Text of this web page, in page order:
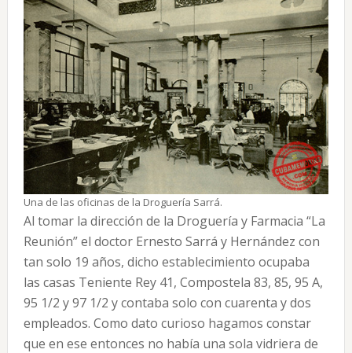
Una de las oficinas de la Droguería Sarrá.
Al tomar la dirección de la Droguería y Farmacia “La
Reunión” el doctor Ernesto Sarrá y Hernández con
tan solo 19 años, dicho establecimiento ocupaba
las casas Teniente Rey 41, Compostela 83, 85, 95 A,
95 1/2 y 97 1/2 y contaba solo con cuarenta y dos
empleados. Como dato curioso hagamos constar
que en ese entonces no había una sola vidriera de